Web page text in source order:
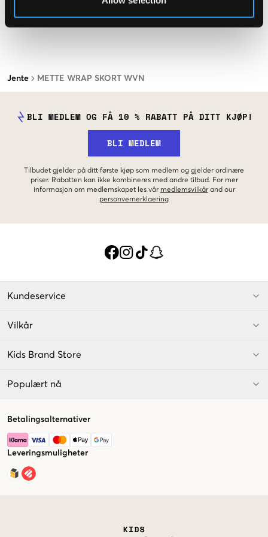
Jente METTE WRAP SKORT WVN
BLI MEDLEM OG FÅ 10 % RABATT PÅ DITT KJØP!
BLI MEDLEM
Tilbudet gjelder på ditt første kjøp som medlem og gjelder ordinære
priser. Rabatten kan ikke kombineres med andre tilbud. For mer
informasjon om medlemskapet les vår medlemsvilkår and our
personvernerklaering
Kundeservice
Vilkår
Kids Brand Store
Populært nå
Betalingsalternativer
Leveringsmuligheter